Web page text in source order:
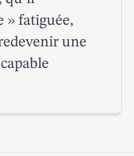
» fatiguée,
une